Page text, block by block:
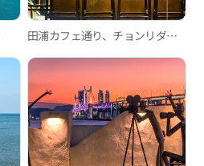
田浦カフェ通り、チョンリダンキル